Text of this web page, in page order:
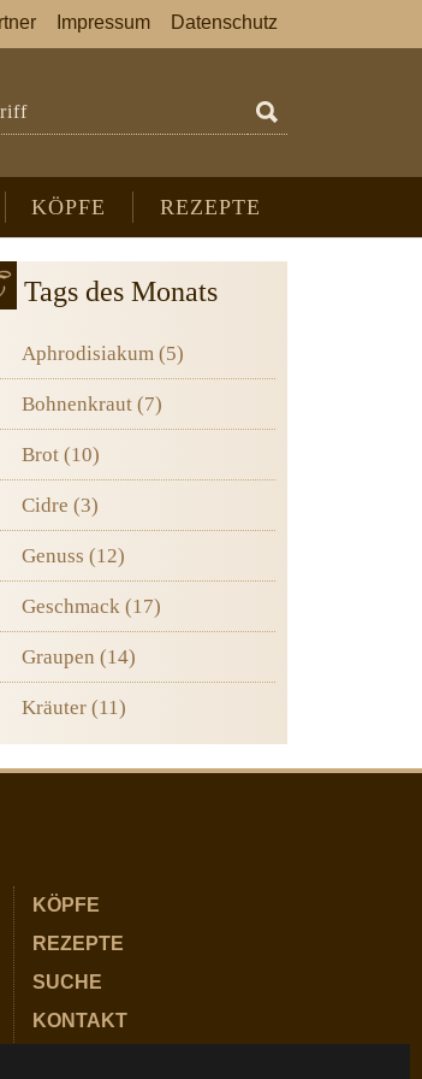
KÖPFE REZEPTE
Impressum Datenschutz
Tags des Monats
Aphrodisiakum (5)
Bohnenkraut (7)
Brot (10)
Cidre (3)
Genuss (12)
Geschmack (17)
Graupen (14)
Kräuter (11)
KÖPFE
REZEPTE
SUCHE
KONTAKT